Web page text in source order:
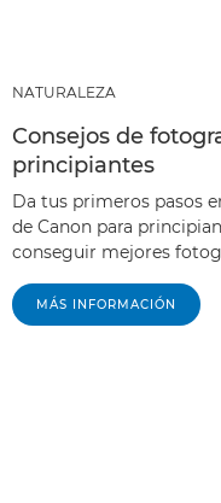
NATURALEZA
Consejos de
principiantes
Da tus primeros pasos
de Canon para
conseguir mejores
MÁS INFORMACIÓN